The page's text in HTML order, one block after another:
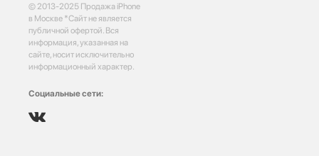
© 2013-2025 Продажа iPhone
в Москве *Сайт не является
публичной офертой. Вся
информация, указанная на
сайте, носит исключительно
информационный характер.
Социальные сети: